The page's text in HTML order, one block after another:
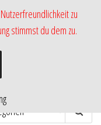
von Pflege- und
Reinigungsmittel
zu
stimmst du dem zu.